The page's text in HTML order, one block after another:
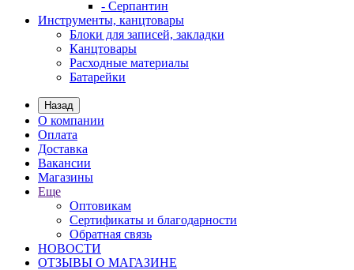
- Серпантин
Инструменты, канцтовары
Блоки для записей, закладки
Канцтовары
Расходные материалы
Батарейки
Назад
О компании
Оплата
Доставка
Вакансии
Магазины
Еще
Оптовикам
Сертификаты и благодарности
Обратная связь
НОВОСТИ
ОТЗЫВЫ О МАГАЗИНЕ